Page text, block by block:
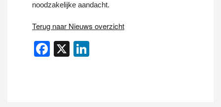
noodzakelijke aandacht.
Terug naar Nieuws overzicht
Facebook
X